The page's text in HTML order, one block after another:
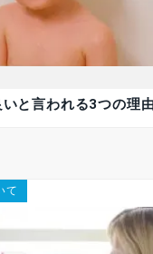
と言われる3つの理
て